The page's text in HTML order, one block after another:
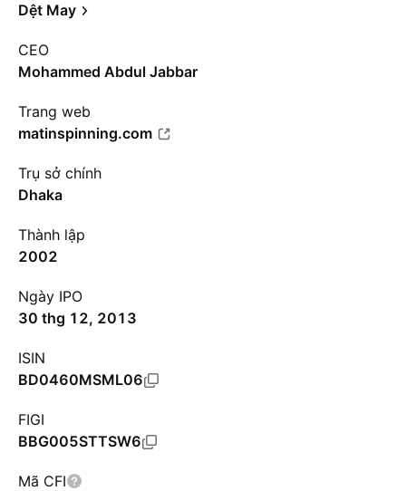
Dệt May
CEO
Mohammed Abdul Jabbar
Trang web
matinspinning.com
Trụ sở chính
Dhaka
Thành lập
2002
Ngày IPO
30 thg 12, 2013
ISIN
BD0460MSML06
FIGI
BBG005STTSW6
Mã CFI